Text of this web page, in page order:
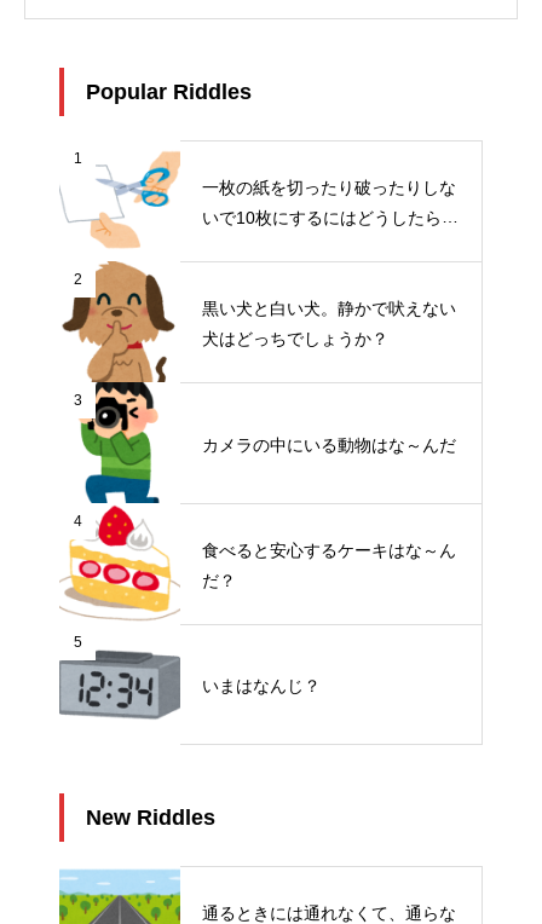
Popular Riddles
1
一枚の紙を切ったり破ったりしな
いで10枚にするにはどうしたらい
2
黒い犬と白い犬。静かで吠えない
犬はどっちでしょうか？
3
カメラの中にいる動物はな～んだ
4
食べると安心するケーキはな～ん
だ？
5
いまはなんじ？
New Riddles
通るときには通れなくて、通らな